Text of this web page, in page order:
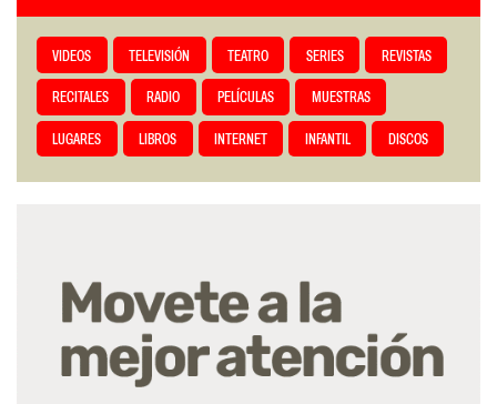
VIDEOS TELEVISIÓN TEATRO SERIES REVISTAS
RECITALES RADIO PELÍCULAS MUESTRAS
LUGARES LIBROS INTERNET INFANTIL DISCOS